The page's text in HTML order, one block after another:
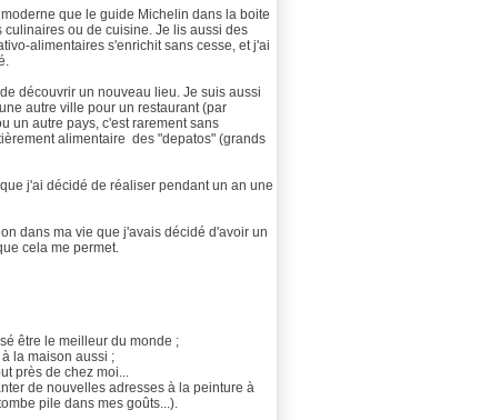
que le guide Michelin dans la boite
ou de cuisine. Je lis aussi des
alimentaires s'enrichit sans cesse, et j'ai
découvrir un nouveau lieu. Je suis aussi
autre ville pour un restaurant (par
un autre pays, c'est rarement sans
alimentaire des "depatos" (grands
j'ai décidé de réaliser pendant un an une
dans ma vie que j'avais décidé d'avoir un
cela me permet.
être le meilleur du monde ;
la maison aussi ;
près de chez moi...
de nouvelles adresses à la peinture à
pile dans mes goûts...).